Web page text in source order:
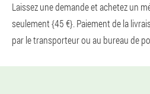
Laissez une demande et achetez un
seulement {45 €}. Paiement de la
par le transporteur ou au bureau de